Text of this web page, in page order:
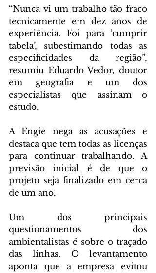
“Nunca vi um trabalho tão fraco
tecnicamente em dez anos de
experiência. Foi para ‘cumprir
tabela’, subestimando todas as
especificidades da região”,
resumiu Eduardo Vedor, doutor
em geografia e um dos
especialistas que assinam o
estudo.
A Engie nega as acusações e
destaca que tem todas as licenças
para continuar trabalhando. A
previsão inicial é de que o
projeto seja finalizado em cerca
de um ano.
Um dos principais
questionamentos dos
ambientalistas é sobre o traçado
das linhas. O levantamento
aponta que a empresa evitou